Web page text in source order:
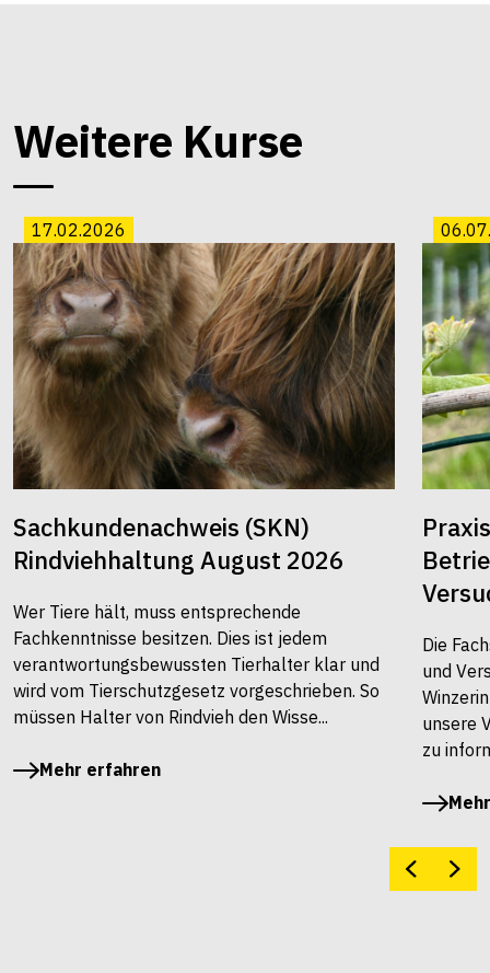
Weitere Kurse
17.02.2026
Sachkundenachweis (SKN)
Rindviehhaltung August 2026
Wer Tiere hält, muss entsprechende
Fachkenntnisse besitzen. Dies ist jedem
verantwortungsbewussten Tierhalter klar und
wird vom Tierschutzgesetz vorgeschrieben. So
müssen Halter von Rindvieh den Wisse...
Mehr erfahren
Die
und
unsere
zu